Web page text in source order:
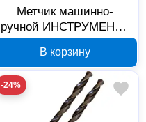
Метчик машинно-
ручной ИНСТРУМЕНТ -
П7826
В корзину
-24%